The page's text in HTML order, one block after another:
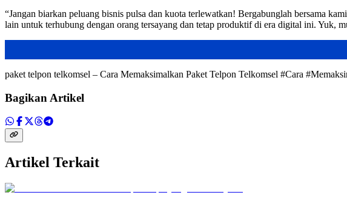
“Jangan biarkan peluang bisnis pulsa dan kuota terlewatkan! Bergabunglah bersama
lain untuk terhubung dengan orang tersayang dan tetap produktif di era digital ini. Yuk,
paket telpon telkomsel – Cara Memaksimalkan Paket Telpon Telkomsel #Cara
Bagikan Artikel
Artikel Terkait